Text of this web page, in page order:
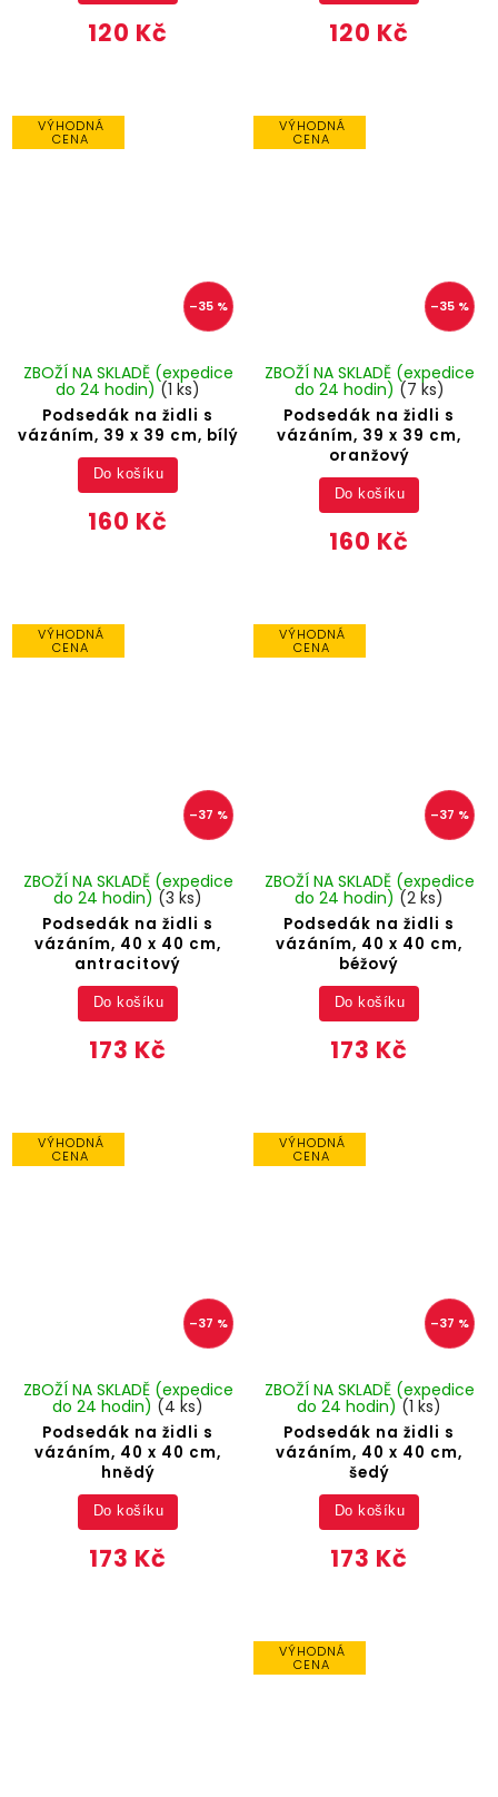
120 Kč 120 Kč
VÝHODNÁ
CENA
–35 %
Podsedák na židli s
vázáním, 39 x 39 cm, bílý
ZBOŽÍ NA SKLADĚ (expedice
do 24 hodin)(1 ks)
160 Kč
Do košíku
VÝHODNÁ
CENA
–35 %
Podsedák na židli s
vázáním, 39 x 39 cm,
oranžový
ZBOŽÍ NA SKLADĚ (expedice
do 24 hodin) (7 ks)
160 Kč
Do košíku
VÝHODNÁ
CENA
–37 %
Podsedák na židli s
vázáním, 40 x 40 cm,
antracitový
ZBOŽÍ NA SKLADĚ (expedice
do 24 hodin) (3 ks)
173 Kč
Do košíku
VÝHODNÁ
CENA
–37 %
Podsedák na židli s
vázáním, 40 x 40 cm,
béžový
ZBOŽÍ NA SKLADĚ (expedice
do 24 hodin) (2 ks)
173 Kč
Do košíku
VÝHODNÁ
CENA
–37 %
Podsedák na židli s
vázáním, 40 x 40 cm,
hnědý
ZBOŽÍ NA SKLADĚ (expedice
do 24 hodin) (4 ks)
173 Kč
Do košíku
VÝHODNÁ
CENA
–37 %
Podsedák na židli s
vázáním, 40 x 40 cm,
šedý
ZBOŽÍ NA SKLADĚ (expedice
do 24 hodin)(1 ks)
173 Kč
Do košíku
VÝHODNÁ
CENA